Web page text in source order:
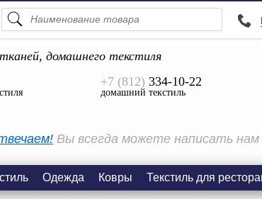
Просмотреть Все
домашнего текстиля
+7 (812) 334-10-22
домашний текстиль
Вы всегда можете написать нам
Одежда Ковры Текстиль для